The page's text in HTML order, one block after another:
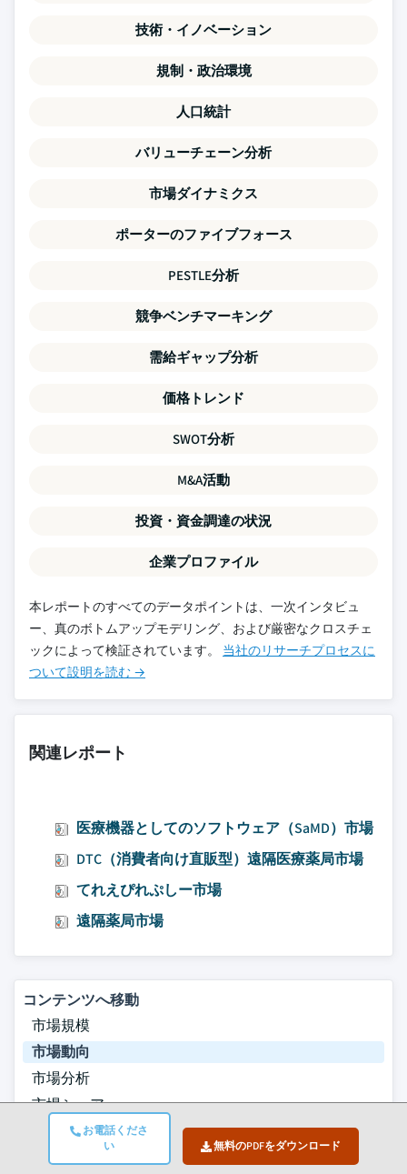
お電話くださ
い
無料のPDFをダウンロード
技術・イノベーション
規制・政治環境
人口統計
バリューチェーン分析
市場ダイナミクス
ポーターのファイブフォース
PESTLE分析
競争ベンチマーキング
需給ギャップ分析
価格トレンド
SWOT分析
M&A活動
投資・資金調達の状況
企業プロファイル
本レポートのすべてのデータポイントは、一次インタビュ
ー、真のボトムアップモデリング、および厳密なクロスチェ
ックによって検証されています。 当社のリサーチプロセスに
ついて設明を読む →
関連レポート
医療機器としてのソフトウェア（SaMD）市場
DTC（消費者向け直販型）遠隔医療薬局市場
てれえぴれぷしー市場
遠隔薬局市場
コンテンツへ移動
市場規模
市場動向
市場分析
市場シェア
市場企業
業界ニュース